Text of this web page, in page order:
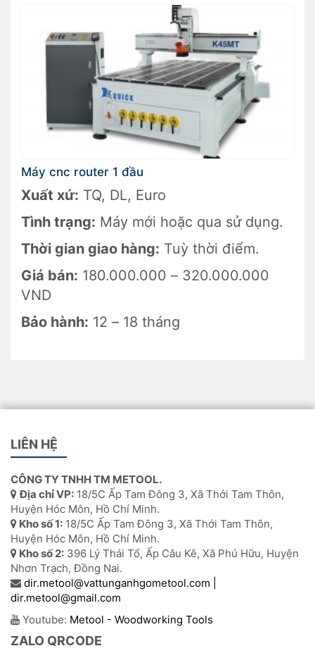
Máy cnc router 1 đầu
Xuất xứ: TQ, DL, Euro
Tình trạng: Máy mới hoặc qua sử dụng.
Thời gian giao hàng: Tuỳ thời điểm.
Giá bán: 180.000.000 – 320.000.000
VND
Bảo hành: 12 – 18 tháng
LIÊN HỆ
CÔNG TY TNHH TM METOOL.
Địa chỉ VP: 18/5C Ấp Tam Đông 3, Xã Thới Tam Thôn,
Huyện Hóc Môn, Hồ Chí Minh.
Kho số 1: 18/5C Ấp Tam Đông 3, Xã Thới Tam Thôn,
Huyện Hóc Môn, Hồ Chí Minh.
Kho số 2: 396 Lý Thái Tổ, Ấp Câu Kê, Xã Phú Hữu, Huyện
Nhơn Trạch, Đồng Nai.
dir.metool@vattunganhgometool.com |
dir.metool@gmail.com
Youtube: Metool - Woodworking Tools
ZALO QRCODE